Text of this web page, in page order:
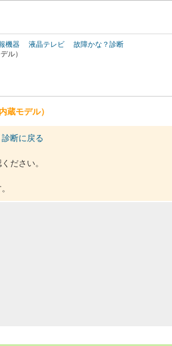
機器 液晶テレビ
故障かな？診断
ル）
蔵モデル）
断に戻る
ださい。